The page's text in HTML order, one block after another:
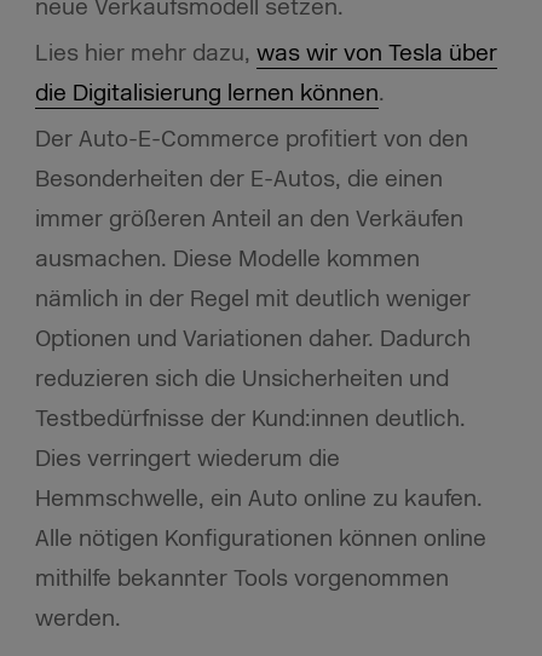
neue Verkaufsmodell setzen.
Lies hier mehr dazu, was wir von Tesla über
die Digitalisierung lernen können.
Der Auto-E-Commerce profitiert von den
Besonderheiten der E-Autos, die einen
immer größeren Anteil an den Verkäufen
ausmachen. Diese Modelle kommen
nämlich in der Regel mit deutlich weniger
Optionen und Variationen daher. Dadurch
reduzieren sich die Unsicherheiten und
Testbedürfnisse der Kund:innen deutlich.
Dies verringert wiederum die
Hemmschwelle, ein Auto online zu kaufen.
Alle nötigen Konfigurationen können online
mithilfe bekannter Tools vorgenommen
werden.